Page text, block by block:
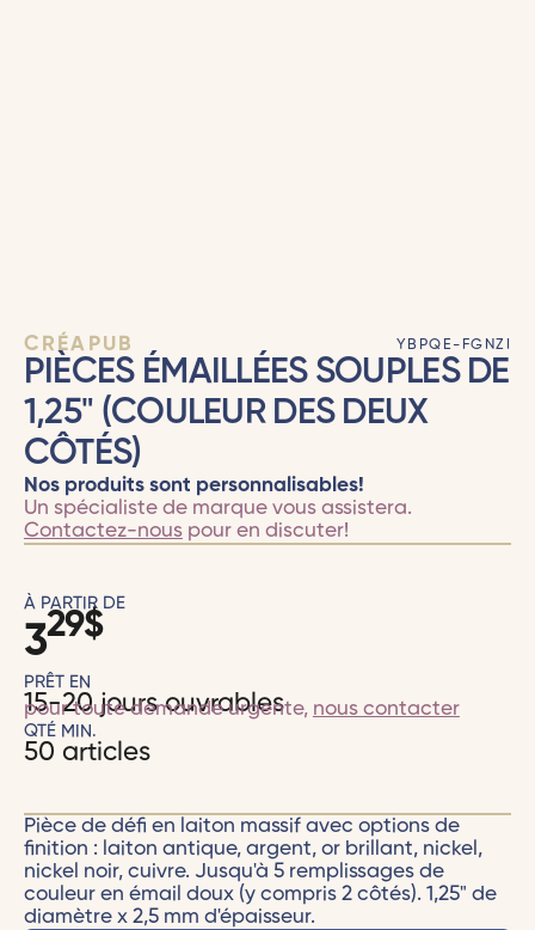
CRÉAPUB YBPQE-FGNZI
PIÈCES ÉMAILLÉES SOUPLES DE
1,25" (COULEUR DES DEUX
CÔTÉS)
Nos produits sont personnalisables!
Un spécialiste de marque vous assistera.
Contactez-nouspour en discuter!
À PARTIR DE
329$
PRÊT EN
15-20 jours ouvrables
pour toute demande urgente, nous contacter
QTÉ MIN.
50 articles
Pièce de défi en laiton massif avec options de
finition : laiton antique, argent, or brillant, nickel,
nickel noir, cuivre. Jusqu'à 5 remplissages de
couleur en émail doux (y compris 2 côtés). 1,25" de
diamètre x 2,5 mm d'épaisseur.